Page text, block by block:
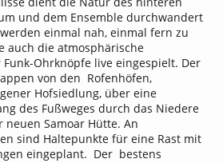
und dem Ensemble durchwandert
einmal nah, einmal fern zu
auch die atmosphärische
Ohrknöpfe live eingespielt. Der
von den Rofenhöfen,
Hofsiedlung, über eine
des Fußweges durch das Niedere
Samoar Hütte. An
sind Haltepunkte für eine Rast mit
eingeplant. Der bestens